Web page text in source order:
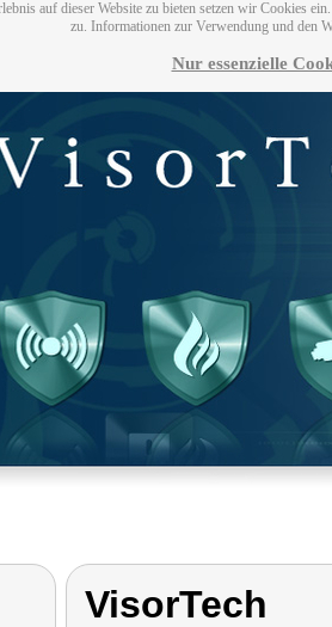
auf dieser Website zu bieten setzen wir Cookies
zu. Informationen zur Verwendung und den
Nur essenzielle
VisorTech